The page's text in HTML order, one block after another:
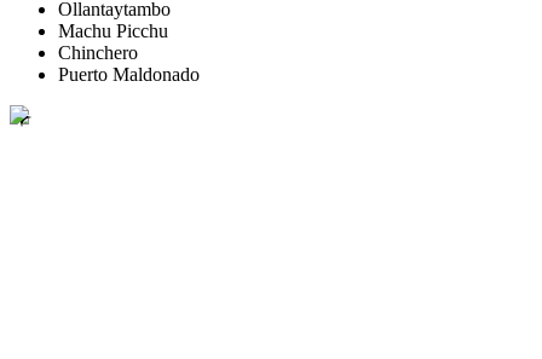
Ollantaytambo
Machu Picchu
Chinchero
Puerto Maldonado